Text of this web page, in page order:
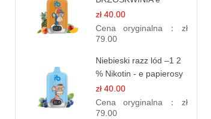
papierosy – 12.000
zaciągnięć
zł 40.00
Cena oryginalna： zł
79.00
Niebieski razz lód –1 2
% Nikotin - e papierosy
jednorazowe
zł 40.00
Cena oryginalna： zł
79.00